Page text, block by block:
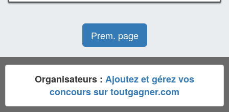
Prem. page
Organisateurs : Ajoutez et gérez vos
concours sur toutgagner.com